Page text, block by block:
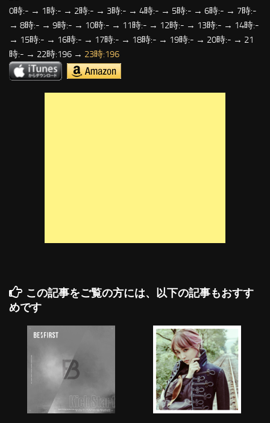
0時:- → 1時:- → 2時:- → 3時:- → 4時:- → 5時:- → 6時:- → 7時:-
→ 8時:- → 9時:- → 10時:- → 11時:- → 12時:- → 13時:- → 14時:-
→ 15時:- → 16時:- → 17時:- → 18時:- → 19時:- → 20時:- → 21
時:- → 22時:196 → 23時:196
この記事をご覧の方には、以下の記事もおすす
めです